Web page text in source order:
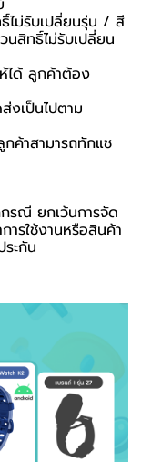
ไม่รับเปลี่ยนรุ่น / สี
สิทธิ์ไม่รับเปลี่ยน
ได้ ลูกค้าต้อง
งเป็นไปตาม
ค้าสามารถทักแช
กรณี ยกเว้นการจัด
รใช้งานหรือสินค้า
ะกัน